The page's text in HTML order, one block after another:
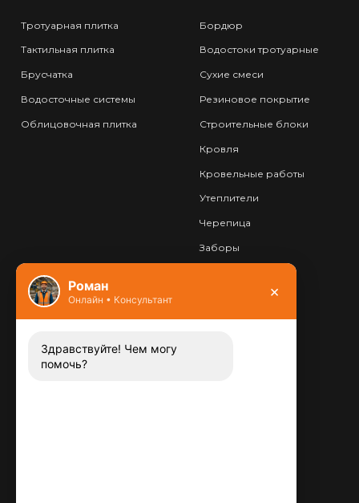
Тротуарная плитка
Тактильная плитка
Брусчатка
Водосточные системы
Облицовочная плитка
Бордюр
Водостоки тротуарные
Сухие смеси
Резиновое покрытие
Строительные блоки
Кровля
Кровельные работы
Утеплители
Черепица
Заборы
Контакты
Заказать звонок
Роман
Онлайн • Консультант ×
Здравствуйте! Чем могу
помочь?